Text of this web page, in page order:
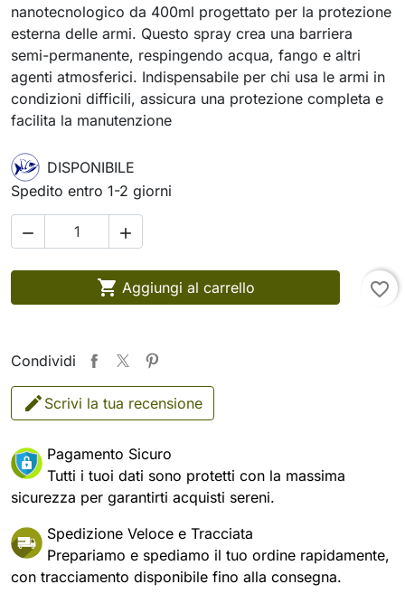
nanotecnologico da 400ml progettato per la protezione
esterna delle armi. Questo spray crea una barriera
semi-permanente, respingendo acqua, fango e altri
agenti atmosferici. Indispensabile per chi usa le armi in
condizioni difficili, assicura una protezione completa e
facilita la manutenzione
DISPONIBILE
Spedito entro 1-2 giorni
 
 Aggiungi al carrello favorite_border
Condividi
Scrivi la tua recensione
Pagamento Sicuro
Tutti i tuoi dati sono protetti con la massima
sicurezza per garantirti acquisti sereni.
Spedizione Veloce e Tracciata
Prepariamo e spediamo il tuo ordine rapidamente,
con tracciamento disponibile fino alla consegna.